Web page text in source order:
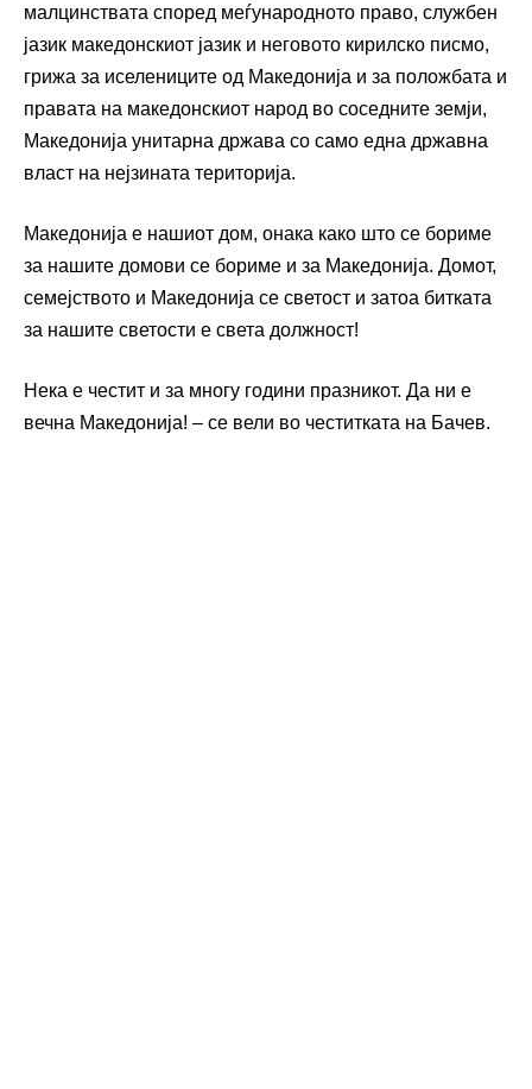
малцинствата според меѓународното право, службен
јазик македонскиот јазик и неговото кирилско писмо,
грижа за иселениците од Македонија и за положбата и
правата на македонскиот народ во соседните земји,
Македонија унитарна држава со само една државна
власт на нејзината територија.
Македонија е нашиот дом, онака како што се бориме
за нашите домови се бориме и за Македонија. Домот,
семејството и Македонија се светост и затоа битката
за нашите светости е света должност!
Нека е честит и за многу години празникот. Да ни е
вечна Македонија! – се вели во честитката на Бачев.